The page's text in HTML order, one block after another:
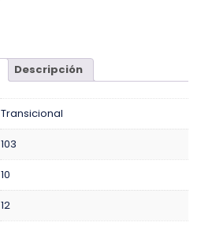
Descripción
Transicional
103
10
12